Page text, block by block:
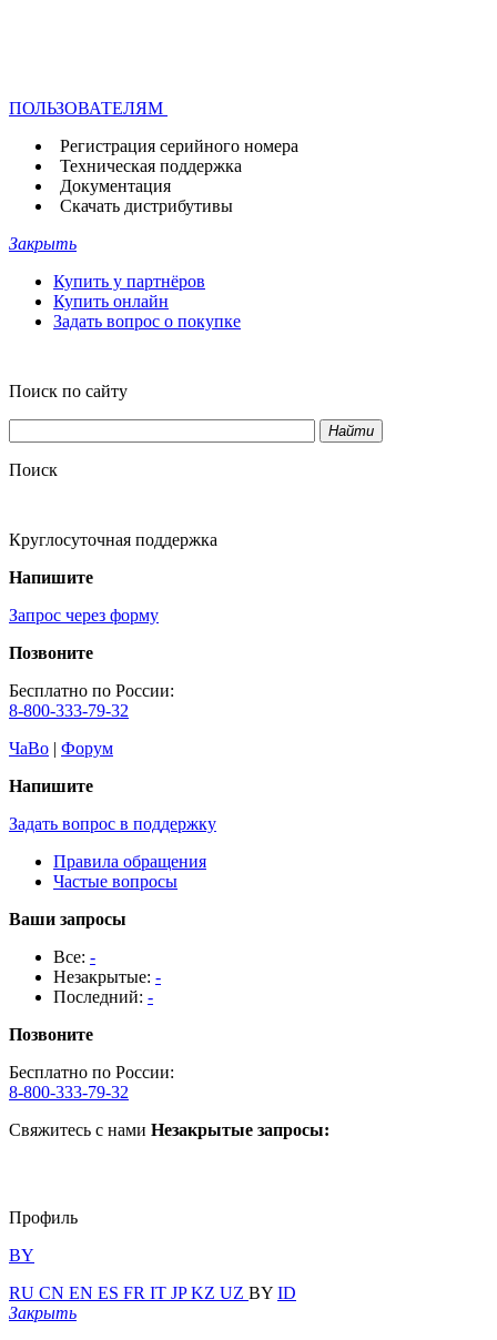
ПОЛЬЗОВАТЕЛЯМ
Регистрация серийного номера
Техническая поддержка
Документация
Скачать дистрибутивы
Закрыть
Купить у партнёров
Купить онлайн
Задать вопрос о покупке
Поиск по сайту
Найти
Поиск
Круглосуточная поддержка
Напишите
Запрос через форму
Позвоните
Бесплатно по России:
8-800-333-79-32
ЧаВо | Форум
Напишите
Задать вопрос в поддержку
Правила обращения
Частые вопросы
Ваши запросы
Все: -
Незакрытые: -
Последний: -
Позвоните
Бесплатно по России:
8-800-333-79-32
Свяжитесь с нами Незакрытые запросы:
Профиль
BY
RU CN EN ES FR IT JPKZ UZ BY ID
Закрыть